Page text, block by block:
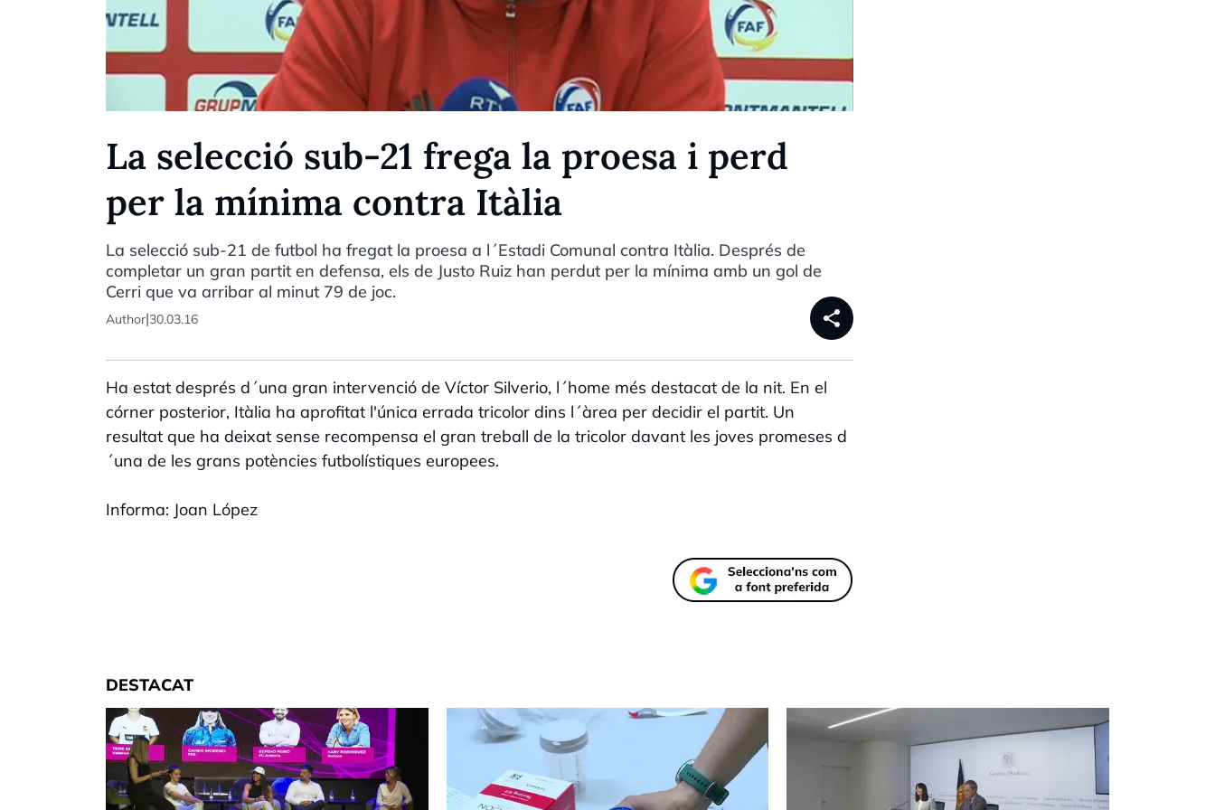
La selecció sub-21 frega la proesa i perd
per la mínima contra Itàlia
La selecció sub-21 de futbol ha fregat la proesa a l´Estadi Comunal contra Itàlia. Després de
completar un gran partit en defensa, els de Justo Ruiz han perdut per la mínima amb un gol de
Cerri que va arribar al minut 79 de joc.
Author|30.03.16 share
Ha estat després d´una gran intervenció de Víctor Silverio, l´home més destacat de la nit. En el
córner posterior, Itàlia ha aprofitat l'única errada tricolor dins l´àrea per decidir el partit. Un
resultat que ha deixat sense recompensa el gran treball de la tricolor davant les joves promeses d
´una de les grans potències futbolístiques europees.
Informa: Joan López
DESTACAT